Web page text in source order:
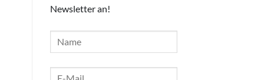
Newsletter an!